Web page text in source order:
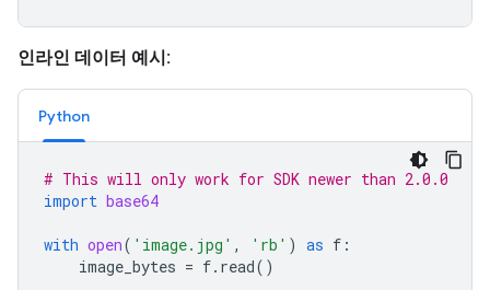
인라인 데이터 예시:
Python
# This will only work for SDK newer than 2.0.0
import base64
with open( 'image.jpg' , 'rb' ) as f :
image_bytes = f. read()